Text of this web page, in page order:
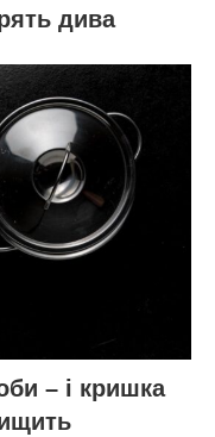
дива
– і кришка